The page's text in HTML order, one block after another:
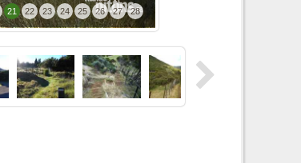
21 22 23 24 25 26 27 28